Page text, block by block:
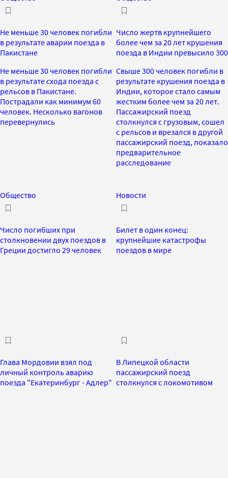
Не меньше 30 человек погибли
в результате аварии поезда в
Пакистане
Не меньше 30 человек погибли
в результате схода поезда с
рельсов в Пакистане.
Пострадали как минимум 60
человек. Несколько вагонов
перевернулись
Число жертв крупнейшего
более чем за 20 лет крушения
поезда в Индии превысило 300
Свыше 300 человек погибли в
результате крушения поезда в
Индии, которое стало самым
жестким более чем за 20 лет.
Пассажирский поезд
столкнулся с грузовым, сошел
с рельсов и врезался в другой
пассажирский поезд, показало
предварительное
расследование
Общество
Число погибших при
столкновении двух поездов в
Греции достигло 29 человек
Новости
Билет в один конец:
крупнейшие катастрофы
поездов в мире
Глава Мордовии взял под
личный контроль аварию
поезда "Екатеринбург - Адлер"
В Липецкой области
пассажирский поезд
столкнулся с локомотивом